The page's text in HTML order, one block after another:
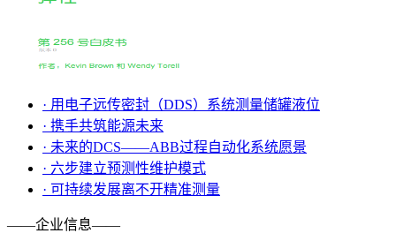
· 用电子远传密封（DDS）系统测量储罐液位
· 携手共筑能源未来
· 未来的DCS——ABB过程自动化系统愿景
· 六步建立预测性维护模式
· 可持续发展离不开精准测量
——企业信息——